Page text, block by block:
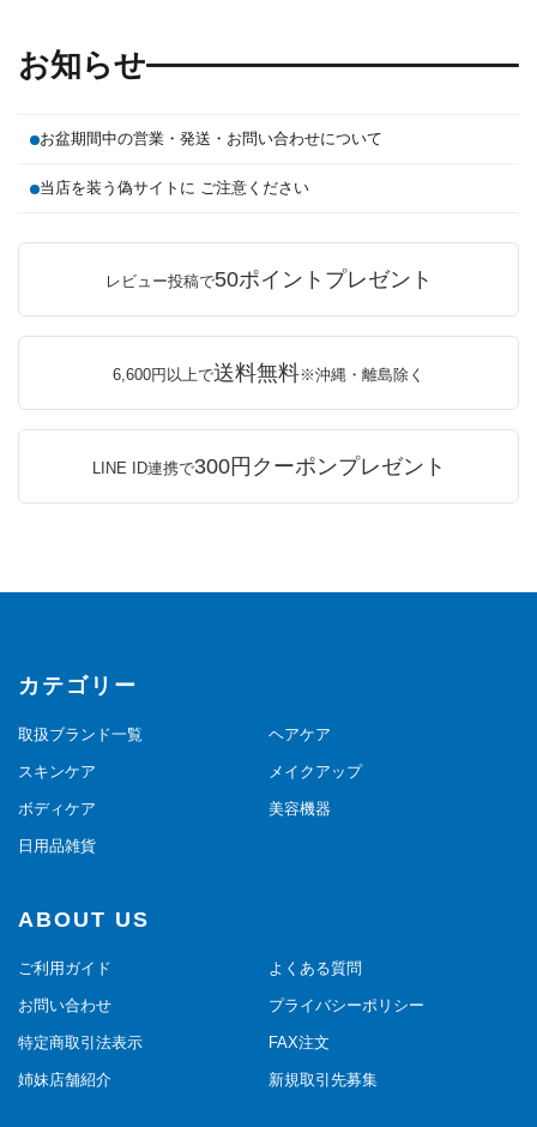
お知らせ
お盆期間中の営業・発送・お問い合わせについて
当店を装う偽サイトに ご注意ください
レビュー投稿で50ポイントプレゼント
6,600円以上で送料無料※沖縄・離島除く
LINE ID連携で300円クーポンプレゼント
カテゴリー
取扱ブランド一覧 ヘアケア
スキンケア メイクアップ
ボディケア 美容機器
日用品雑貨
ABOUT US
ご利用ガイド よくある質問
お問い合わせ プライバシーポリシー
特定商取引法表示 FAX注文
姉妹店舗紹介 新規取引先募集